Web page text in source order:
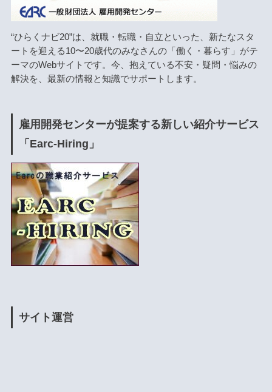
“ひらくナビ20”は、就職・転職・自立といった、新たなスタ
ートを迎える10〜20歳代のみなさんの「働く・暮らす」がテ
ーマのWebサイトです。今、抱えている不安・疑問・悩みの
解決を、最新の情報と知識でサポートします。
雇用開発センターが提案する新しい紹介サービス
「Earc-Hiring」
サイト運営